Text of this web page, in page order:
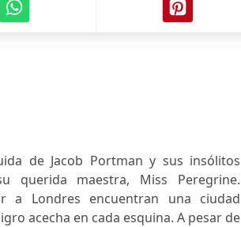
de Jacob Portman y sus insólitos
maestra, Miss Peregrine.
a Londres encuentran una ciudad
acecha en cada esquina. A pesar de